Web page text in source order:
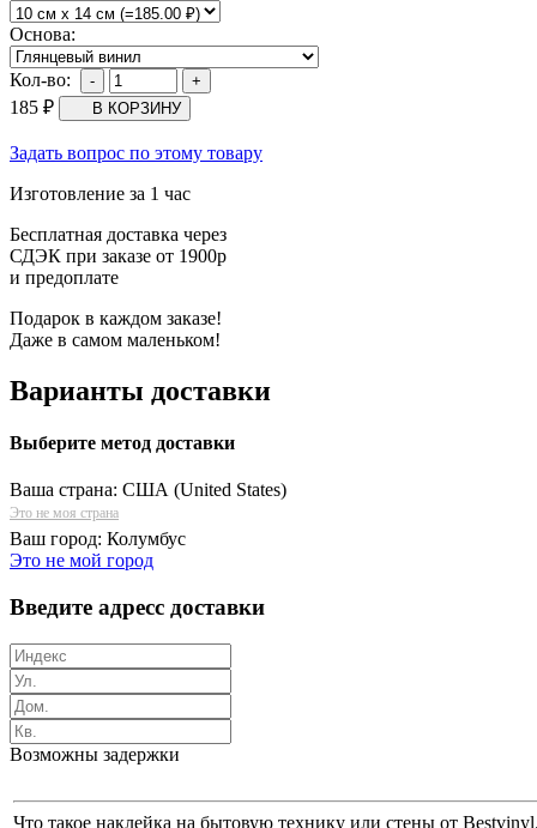
Основа:
Кол-во:
185 ₽
Задать вопрос по этому товару
Изготовление за 1 час
Бесплатная доставка через
СДЭК при заказе от 1900р
и предоплате
Подарок в каждом заказе!
Даже в самом маленьком!
Варианты доставки
Выберите метод доставки
Ваша страна: США (United States)
Это не моя страна
Ваш город: Колумбус
Это не мой город
Введите адресс доставки
Возможны задержки
Что такое наклейка на бытовую технику или стены от